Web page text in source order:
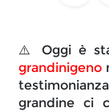
⚠️ Oggi è
grandinigeno
grandine ci